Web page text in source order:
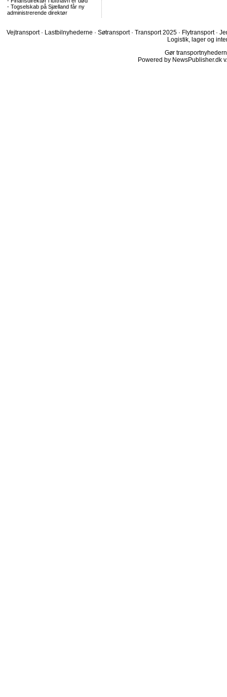
- Togselskab på Sjælland får ny
administrerende direktør
Vejtransport · Lastbilnyhederne · Søtransport · Transport 2025 · Flytransport ·
Logistik, lager og
Gør
Powered by NewsPublisher.dk